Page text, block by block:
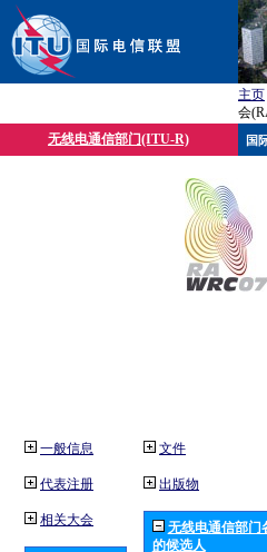
主页
会
无线电通信部门(ITU-R)
一般信息
代表注册
相关大会
文件
出版物
无线电通信部门
的候选人
国